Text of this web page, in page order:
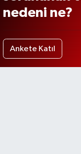
nedeni ne?
Ankete Katıl